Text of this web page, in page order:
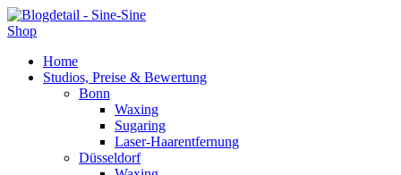
Shop
Home
Studios, Preise & Bewertung
Bonn
Waxing
Sugaring
Laser-Haarentfernung
Düsseldorf